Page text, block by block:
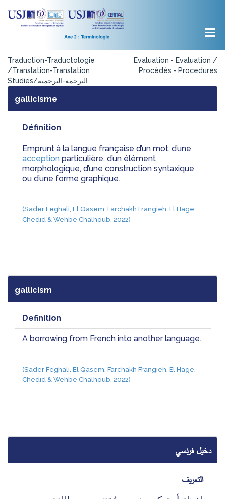
Traduction-Traductologie
/Translation-Translation
Studies/الترجمة-الترجمية
Évaluation - Evaluation /
Procédés - Procedures
gallicisme
Définition
acception particulière, d’un élément
morphologique, d’une construction syntaxique
ou d’une forme graphique.
(Sader Feghali, El Qasem, Farchakh Frangieh, El Hage,
Chedid & Wehbe Chalhoub, 2022)
gallicism
Definition
A borrowing from French into another language.
(Sader Feghali, El Qasem, Farchakh Frangieh, El Hage,
Chedid & Wehbe Chalhoub, 2022)
دخيل فرنسي
التعريف